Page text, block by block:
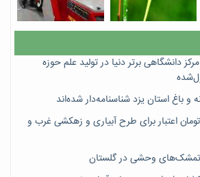
دانشگاه تهران در جمع ۳ مرکز دانشگاهی برتر دنیا در تولید علم حوزه
تومان اعتبار برای طرح آبیاری و زهکشی غرب و
تمشک‌های وحشی در گلستان